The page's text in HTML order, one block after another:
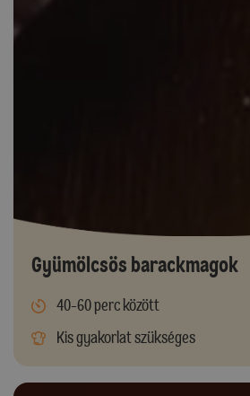
Gyümölcsös barackmagok
40-60 perc között
Kis gyakorlat szükséges